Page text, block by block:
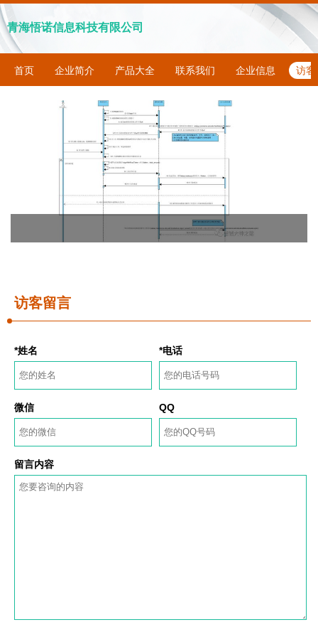
青海悟诺信息科技有限公司
首页 企业简介 产品大全 联系我们 企业信息 访客
访客留言
*姓名 *电话
微信 QQ
留言内容